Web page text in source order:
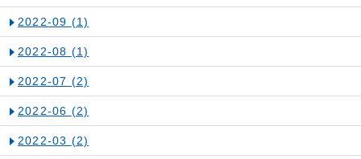
2022-09 (1)
2022-08 (1)
2022-07 (2)
2022-06 (2)
2022-03 (2)